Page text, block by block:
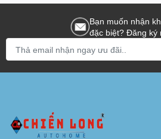
Bạn muốn nhận
đặc biệt? Đăng ký